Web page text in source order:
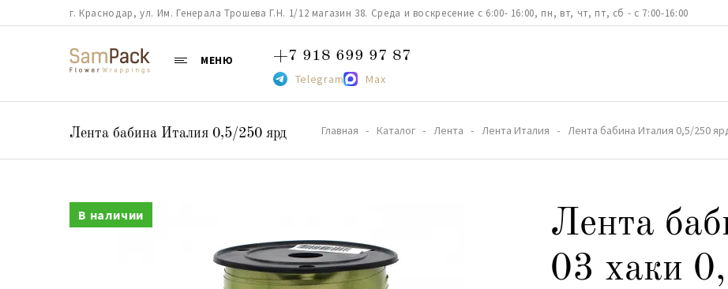
г. Краснодар, ул. Им. Генерала Трошева Г.Н. 1/12 магазин 38. Среда и воскресение с 6:00- 16:00, пн, вт, чт, пт, сб - с 7:00-16:00
МЕНЮ +7 918 699 97 87
Telegram Max
Лента бабина Италия 0,5/250 ярд Главная Каталог Лента Лента Италия Лента бабина Италия 0,5/250
В наличии
Лента
03 хаки